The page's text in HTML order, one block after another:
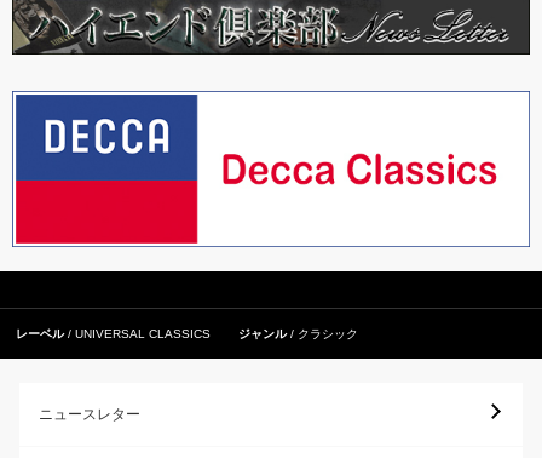
レーベル UNIVERSAL CLASSICS ジャンル クラシック
ニュースレター